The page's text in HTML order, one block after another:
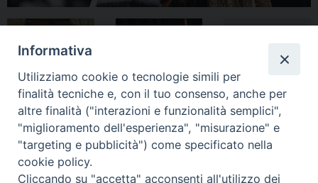
Apertura Anno
Giubilare 2025
Mariae in Diocesi
Tutte le gallery
CONTATTI:
LUCERA: Piazza Duomo, 13 - 71036 Lucera (FG) − tel.
Informativa
Utilizziamo cookie o tecnologie simili per
finalità tecniche e, con il tuo consenso, anche per
altre finalità ("interazioni e funzionalità semplici",
"miglioramento dell'esperienza", "misurazione" e
"targeting e pubblicità") come specificato nella
cookie policy.
Cliccando su "accetta" acconsenti all'utilizzo dei